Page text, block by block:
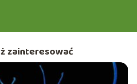
zainteresować